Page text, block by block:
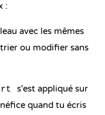
:
avec les mêmes
ou modifier sans
s'est appliqué sur
quand tu écris